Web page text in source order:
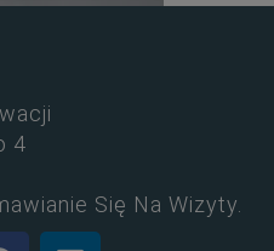
4
Się Na Wizyty.